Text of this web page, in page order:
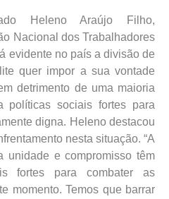
Heleno Araújo Filho,
Nacional dos Trabalhadores
evidente no país a divisão de
quer impor a sua vontade
detrimento de uma maioria
políticas sociais fortes para
digna. Heleno destacou
nesta situação. “A
unidade e compromisso têm
fortes para combater as
momento. Temos que barrar